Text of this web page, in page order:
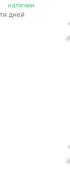
наличии
дней